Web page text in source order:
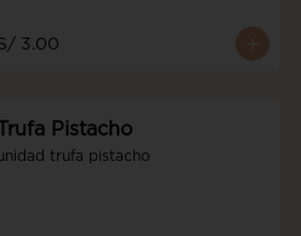
3.00
Trufa Pistacho
trufa pistacho